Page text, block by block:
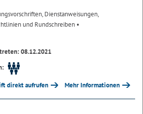
Dienstanweisungen,
und Rundschreiben •
08.12.2021
direkt aufrufen Mehr Informationen